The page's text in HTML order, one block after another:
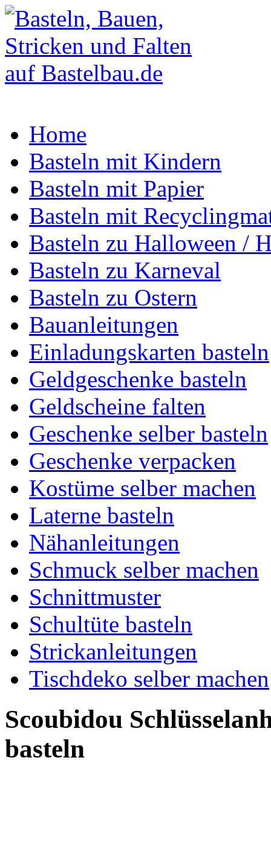
Home
Basteln mit Kindern
Basteln mit Papier
Basteln mit
Basteln zu Halloween /
Basteln zu Karneval
Basteln zu Ostern
Bauanleitungen
Einladungskarten basteln
Geldgeschenke basteln
Geldscheine falten
Geschenke selber basteln
Geschenke verpacken
Kostüme selber machen
Laterne basteln
Nähanleitungen
Schmuck selber machen
Schnittmuster
Schultüte basteln
Strickanleitungen
Tischdeko selber machen
Scoubidou
basteln